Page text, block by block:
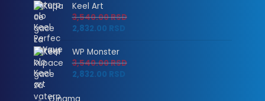
Keel Art
3,540.00RSD
2,832.00 RSD
WP Monster
3,540.00RSD
2,832.00 RSD